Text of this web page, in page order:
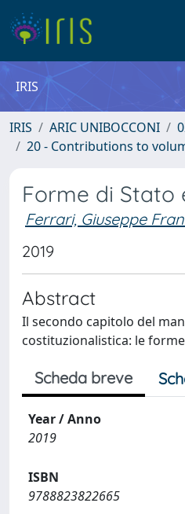
IRIS
IRIS ARIC UNIBOCCONI
20 - Contributions to
Forme di Stato
Ferrari, Giuseppe
2019
Abstract
Il secondo capitolo del
costituzionalistica: le
Scheda breve
Year / Anno
2019
ISBN
9788823822665